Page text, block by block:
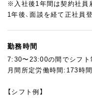
ぜひあなたの得意なことを
※入社後1年間は契約社員
1年後、面談を経て正社員
勤務時間
7:30〜23:00の間でシフト
月間所定労働時間:173時間
【シフト例】